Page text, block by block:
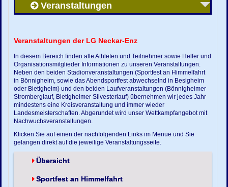
Veranstaltungen
Veranstaltungen der LG Neckar-Enz
In diesem Bereich finden alle Athleten und Teilnehmer sowie Helfer und
Organisationsmitglieder Informationen zu unseren Veranstaltungen.
Neben den beiden Stadionveranstaltungen (Sportfest an Himmelfahrt
in Bönnigheim, sowie das Abendsportfest abwechselnd in Besigheim
oder Bietigheim) und den beiden Laufveranstaltungen (Bönnigheimer
Stromberglauf, Bietigheimer Silvesterlauf) übernehmen wir jedes Jahr
mindestens eine Kreisveranstaltung und immer wieder
Landesmeisterschaften. Abgerundet wird unser Wettkampfangebot mit
Nachwuchsveranstaltungen.
Klicken Sie auf einen der nachfolgenden Links im Menue und Sie
gelangen direkt auf die jeweilige Veranstaltungsseite.
Übersicht
Sportfest an Himmelfahrt